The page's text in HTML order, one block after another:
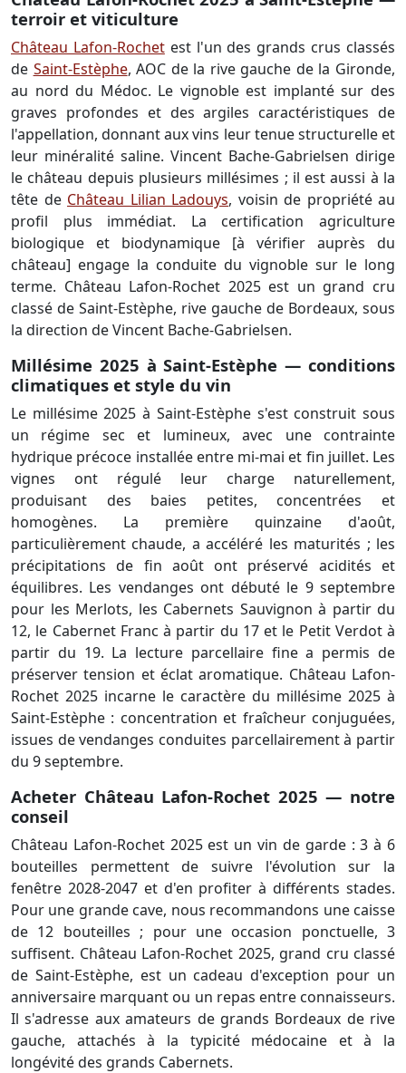
terroir et viticulture
Château Lafon-Rochetest l'un des grands crus classés
de Saint-Estèphe, AOC de la rive gauche de la Gironde,
au nord du Médoc. Le vignoble est implanté sur des
graves profondes et des argiles caractéristiques de
l'appellation, donnant aux vins leur tenue structurelle et
leur minéralité saline. Vincent Bache-Gabrielsen dirige
le château depuis plusieurs millésimes ; il est aussi à la
tête de Château Lilian Ladouys, voisin de propriété au
profil plus immédiat. La certification agriculture
biologique et biodynamique [à vérifier auprès du
château] engage la conduite du vignoble sur le long
terme. Château Lafon-Rochet 2025 est un grand cru
classé de Saint-Estèphe, rive gauche de Bordeaux, sous
la direction de Vincent Bache-Gabrielsen.
Millésime 2025 à Saint-Estèphe — conditions
climatiques et style du vin
Le millésime 2025 à Saint-Estèphe s'est construit sous
un régime sec et lumineux, avec une contrainte
hydrique précoce installée entre mi-mai et fin juillet. Les
vignes ont régulé leur charge naturellement,
produisant des baies petites, concentrées et
homogènes. La première quinzaine d'août,
particulièrement chaude, a accéléré les maturités ; les
précipitations de fin août ont préservé acidités et
équilibres. Les vendanges ont débuté le 9 septembre
pour les Merlots, les Cabernets Sauvignon à partir du
12, le Cabernet Franc à partir du 17 et le Petit Verdot à
partir du 19. La lecture parcellaire fine a permis de
préserver tension et éclat aromatique. Château Lafon-
Rochet 2025 incarne le caractère du millésime 2025 à
Saint-Estèphe : concentration et fraîcheur conjuguées,
issues de vendanges conduites parcellairement à partir
du 9 septembre.
Acheter Château Lafon-Rochet 2025 — notre
conseil
Château Lafon-Rochet 2025 est un vin de garde : 3 à 6
bouteilles permettent de suivre l'évolution sur la
fenêtre 2028-2047 et d'en profiter à différents stades.
Pour une grande cave, nous recommandons une caisse
de 12 bouteilles ; pour une occasion ponctuelle, 3
suffisent. Château Lafon-Rochet 2025, grand cru classé
de Saint-Estèphe, est un cadeau d'exception pour un
anniversaire marquant ou un repas entre connaisseurs.
Il s'adresse aux amateurs de grands Bordeaux de rive
gauche, attachés à la typicité médocaine et à la
longévité des grands Cabernets.